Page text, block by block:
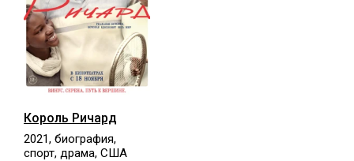
Король Ричард
2021, биография,
спорт, драма, США